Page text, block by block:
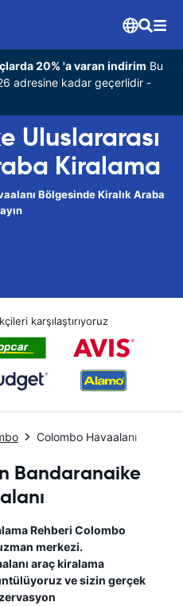
20% 'a varan indirim Bu
adresine kadar geçerlidir -
Uluslararası
Kiralama
Bölgesinde Kiralık Araba
karşılaştırıyoruz
Colombo Havaalanı
Bandaranaike
Rehberi Colombo
merkezi.
araç kiralama
ve sizin gerçek